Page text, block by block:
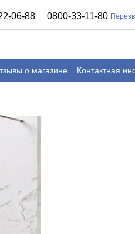
06-88 0800-33-11-80
о магазине Контактная